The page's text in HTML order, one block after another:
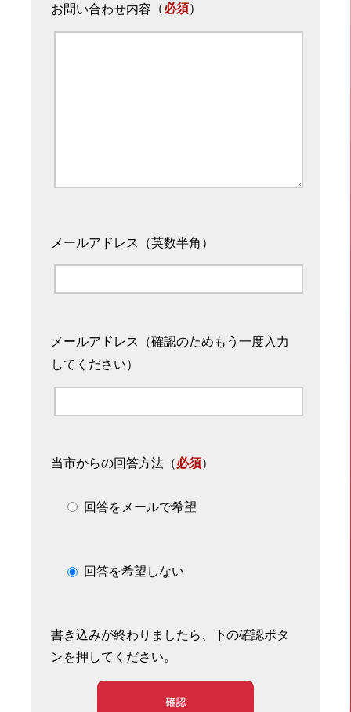
お問い合わせ内容 （必須）
メールアドレス（英数半角）
メールアドレス（確認のためもう一度入力
してください）
当市からの回答方法 （必須）
回答をメールで希望
回答を希望しない
書き込みが終わりましたら、下の確認ボタ
ンを押してください。
確認